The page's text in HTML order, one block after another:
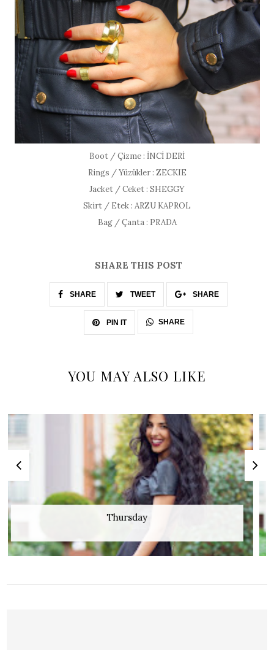
Boot / Çizme : İNCİ DERİ
Rings / Yüzükler : ZECKIE
Jacket / Ceket : SHEGGY
Skirt / Etek : ARZU KAPROL
Bag / Çanta : PRADA
SHARE THIS POST
SHARE TWEET SHARE
PIN IT SHARE
YOU MAY ALSO LIKE
Wednesday